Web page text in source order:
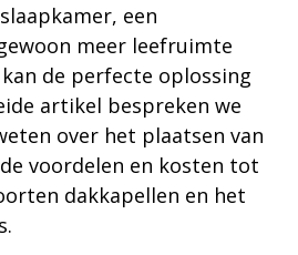
een
meer leefruimte
de perfecte oplossing
artikel bespreken we
over het plaatsen van
voordelen en kosten tot
dakkapellen en het